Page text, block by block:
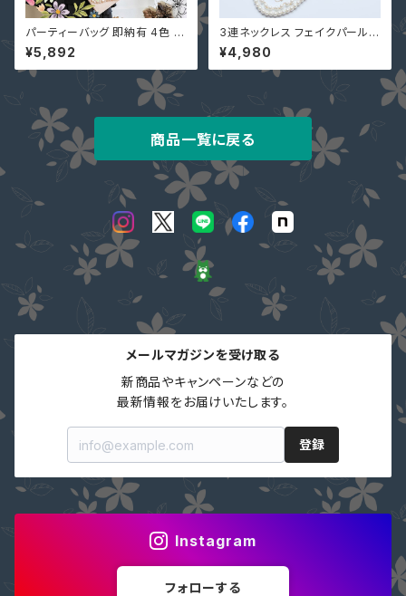
パーティーバッグ 即納有 4色 大
きめバッグ パーティバッグ レディ
ースバッグ クラッチバッグ YJ-B
55166 3WAY ベージュ ブラッ
ク 黒 ピンク ワインレッド 赤
¥5,892
3連ネックレス フェイクパール
結婚式 パーティー 入学式 入園
式 卒業式 卒園式 YJ-L0016
アクセサリー フォーマル レディ
¥4,980
商品一覧に戻る
メールマガジンを受け取る
新商品やキャンペーンなどの
最新情報をお届けいたします。
登録
Instagram
フォローする